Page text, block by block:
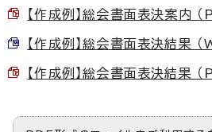
【作成例】総会書面表決案内
【作成例】総会書面表決結果
【作成例】総会書面表決結果